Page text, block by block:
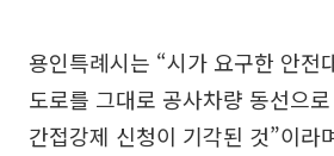
용인특례시는 “시가 요구한 안전
도로를 그대로 공사차량 동선으
간접강제 신청이 기각된 것”이라